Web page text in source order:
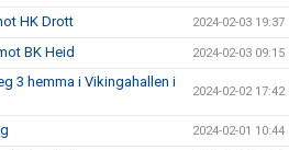
HK Drott 2024-02-03 19:37
BK Heid 2024-02-03 09:15
3 hemma i Vikingahallen i
2024-02-02 17:42
2024-02-01 10:44